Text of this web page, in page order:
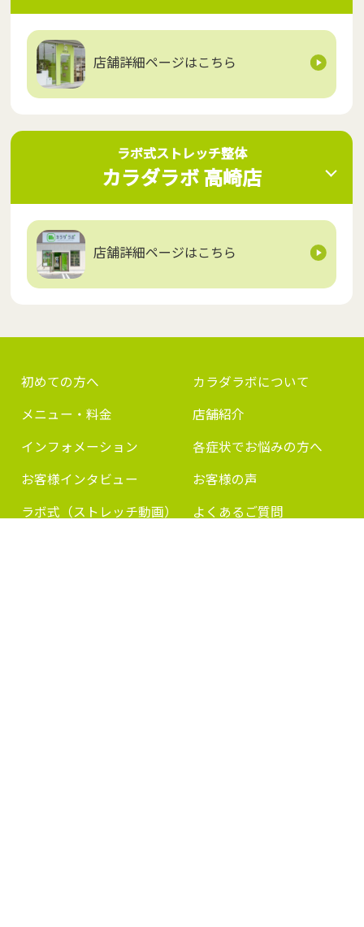
店舗詳細ページはこちら
ラボ式ストレッチ整体
カラダラボ 高崎店
ラボ式ストレッチ整体 カラダラ
ボ 高崎店
店舗詳細ページはこちら
初めての方へ
カラダラボについて
メニュー・料金
店舗紹介
インフォメーション
各症状でお悩みの方へ
お客様インタビュー
お客様の声
ラボ式（ストレッチ動画）
よくあるご質問